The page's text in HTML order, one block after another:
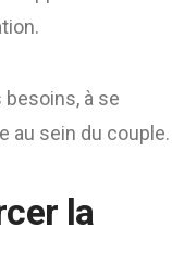
à se
au sein du couple.
la